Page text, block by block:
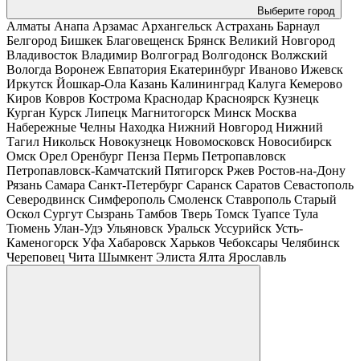
Выберите город
Алматы Анапа Арзамас Архангельск Астрахань Барнаул
Белгород Бишкек Благовещенск Брянск Великий Новгород
Владивосток Владимир Волгоград Волгодонск Волжский
Вологда Воронеж Евпатория Екатеринбург Иваново Ижевск
Иркутск Йошкар-Ола Казань Калининград Калуга Кемерово
Киров Ковров Кострома Краснодар Красноярск Кузнецк
Курган Курск Липецк Магнитогорск Минск Москва
Набережные Челны Находка Нижний Новгород Нижний
Тагил Никольск Новокузнецк Новомосковск Новосибирск
Омск Орел Оренбург Пенза Пермь Петропавловск
Петропавловск-Камчатский Пятигорск Ржев Ростов-на-Дону
Рязань Самара Санкт-Петербург Саранск Саратов Севастополь
Северодвинск Симферополь Смоленск Ставрополь Старый
Оскол Сургут Сызрань Тамбов Тверь Томск Туапсе Тула
Тюмень Улан-Удэ Ульяновск Уральск Уссурийск Усть-
Каменогорск Уфа Хабаровск Харьков Чебоксары Челябинск
Череповец Чита Шымкент Элиста Ялта Ярославль